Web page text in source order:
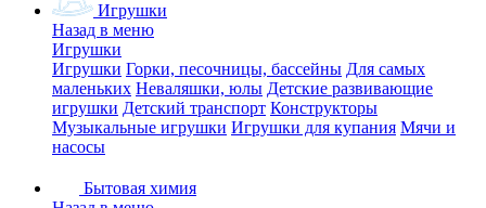
Игрушки
Назад в меню
Игрушки
Игрушки Горки, песочницы, бассейны Для самых
маленьких Неваляшки, юлы Детские развивающие
игрушки Детский транспорт Конструкторы
Музыкальные игрушки Игрушки для купания Мячи и
насосы
Бытовая химия